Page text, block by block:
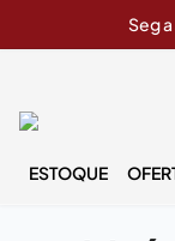
Seg a
ESTOQUE